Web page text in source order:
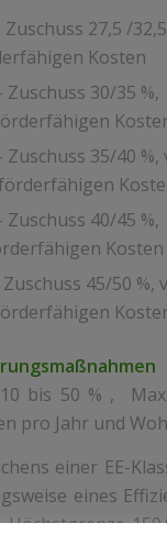
Zuschuss 27,5 /
Kosten
30/35 %,
35/40 %,
40/45 %,
Kosten
45/50 %,
bis 50 % ,
pro Jahr und
einer EE-
eines